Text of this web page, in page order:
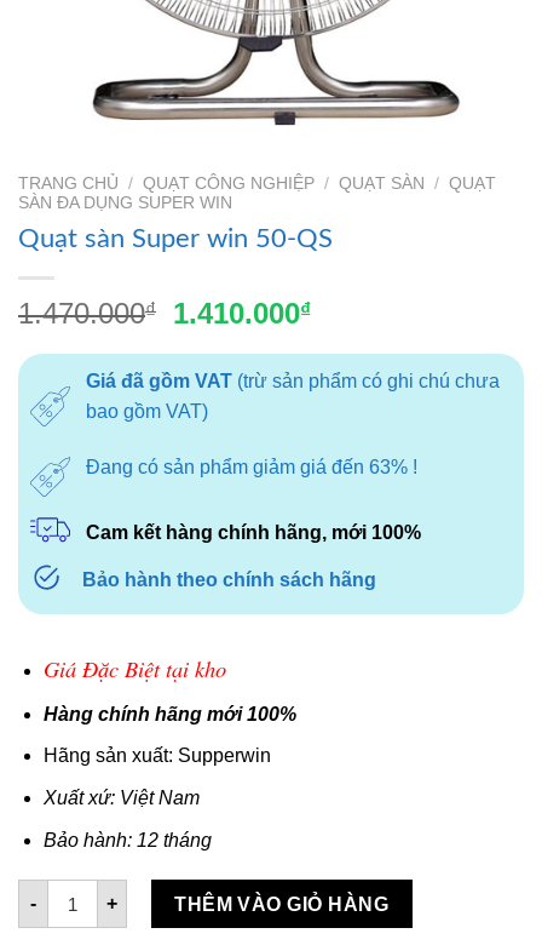
TRANG CHỦ / QUẠT CÔNG NGHIỆP / QUẠT SÀN / QUẠT
SÀN ĐA DỤNG SUPER WIN
Quạt sàn Super win 50-QS
1.470.000₫
Giá
là:
1.470.000₫.
1.410.000₫Giá
tại
là:
Giá đã gồm VAT(trừ sản phẩm có ghi chú chưa
bao gồm VAT)
Đang có sản phẩm giảm giá đến 63% !
Cam kết hàng chính hãng, mới 100%
Bảo hành theo chính sách hãng
Giá Đặc Biệt tại kho
Hàng chính hãng mới 100%
Hãng sản xuất: Supperwin
Xuất xứ: Việt Nam
Bảo hành: 12 tháng
-
Quạt sàn Super win 50-QS số lượng
+ THÊM VÀO GIỎ HÀNG